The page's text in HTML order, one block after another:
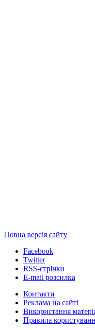
Повна версія сайту
Facebook
Twitter
RSS-стрічки
E-mail розсилка
Контакти
Реклама на сайті
Використання
Правила